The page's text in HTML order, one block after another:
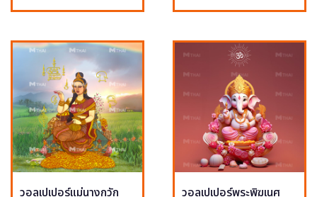
วอลเปเปอร์แม่นางกวัก วอลเปเปอร์พระพิฆเนศ